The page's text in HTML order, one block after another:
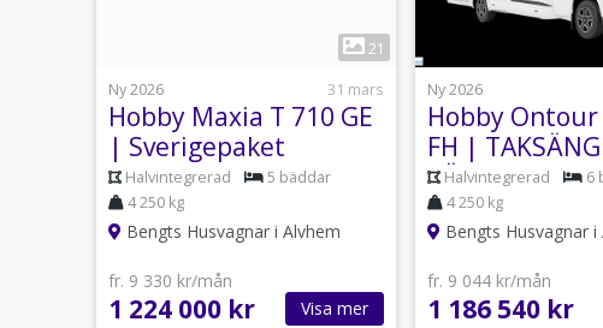
21
Ny 2026
31 mars
Hobby Maxia T 710 GE
| Sverigepaket
Halvintegrerad
5 bäddar
4 250 kg
Bengts Husvagnar i Alvhem
fr. 9 330 kr/mån
1 224 000 kr Visa mer
Ny 2026
Hobby Ontour
FH |
VÄLPLANERAD
Halvintegrerad
6
4 250 kg
Bengts Husvagnar i
fr. 9 044 kr/mån
1 186 540 kr